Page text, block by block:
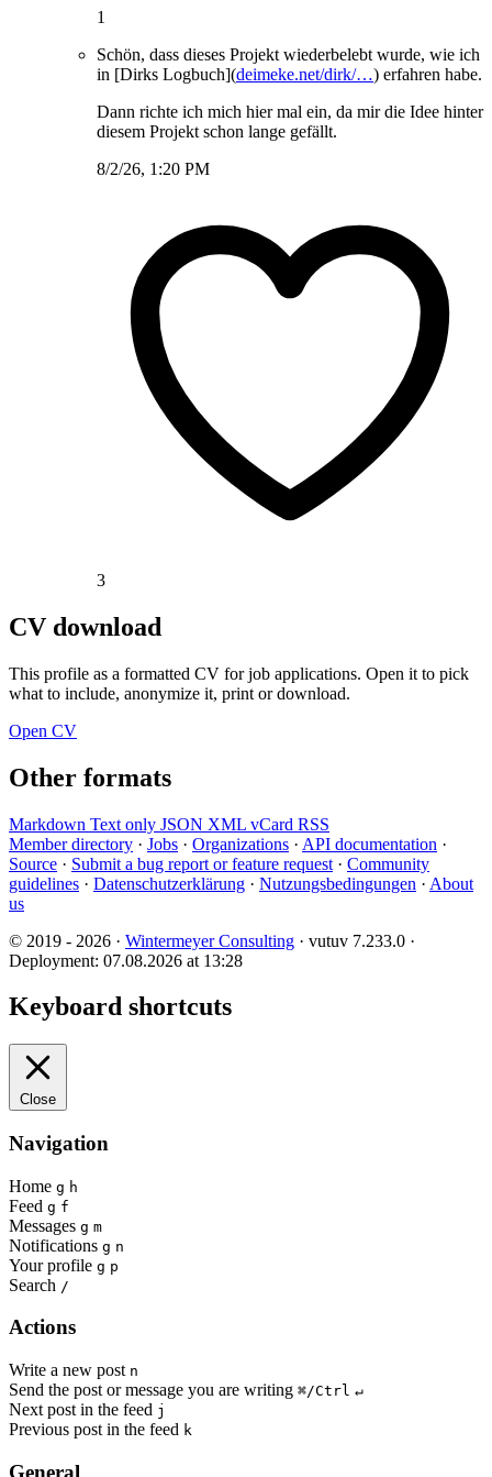
1
Schön, dass dieses Projekt wiederbelebt wurde, wie ich
in [Dirks Logbuch](deimeke.net/dirk/…) erfahren habe.
Dann richte ich mich hier mal ein, da mir die Idee hinter
diesem Projekt schon lange gefällt.
8/2/26, 1:20 PM
3
CV download
This profile as a formatted CV for job applications. Open it to pick
what to include, anonymize it, print or download.
Open CV
Other formats
Markdown Text only JSON XML vCard RSS
Member directory · Jobs · Organizations · API documentation ·
Source · Submit a bug report or feature request · Community
guidelines · Datenschutzerklärung · Nutzungsbedingungen · About
us
© 2019 - 2026 · Wintermeyer Consulting · vutuv 7.233.0 ·
Deployment: 07.08.2026 at 13:28
Keyboard shortcuts
Close
Navigation
Home g h
Feed g f
Messages g m
Notifications g n
Your profile g p
Search /
Actions
Write a new post n
Send the post or message you are writing ⌘/Ctrl ↵
Next post in the feed j
Previous post in the feed k
General